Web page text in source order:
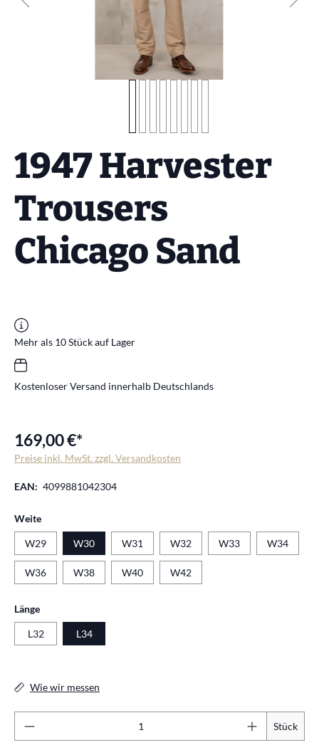
1947 Harvester
Trousers
Chicago Sand
Mehr als 10 Stück auf Lager
Kostenloser Versand innerhalb Deutschlands
169,00 €*
Preise inkl. MwSt. zzgl. Versandkosten
EAN: 4099881042304
Weiteauswählen
W29 W30 W31 W32 W33 W34
W36 W38 W40 W42
Längeauswählen
L32 L34
Wie wir messen
Stück